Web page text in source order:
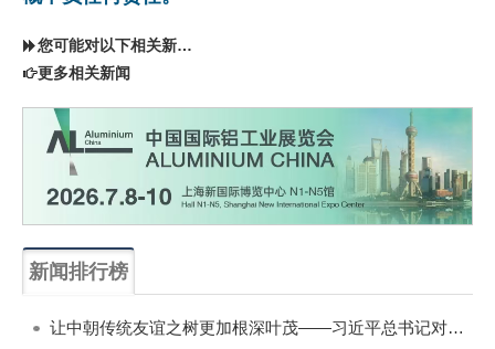
您可能对以下相关新闻同样感兴趣
更多相关新闻
新闻排行榜
让中朝传统友谊之树更加根深叶茂——习近平总书记对朝鲜进行国事访问纪实